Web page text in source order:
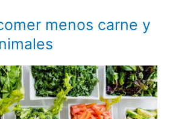
menos carne y